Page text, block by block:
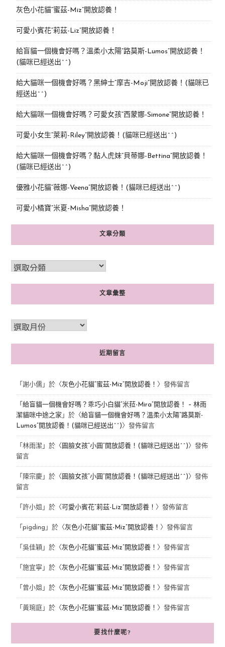
灰色小花貓“蜜茲-Miz”開放認養！
可愛小賓花“莉茲-Liz”開放認養！
給盲貓一個機會好嗎？溫柔小太陽“路莫斯-Lumos”開放認養！
(貓咪已經送出^^)
給大貓咪一個機會好嗎？黑紳士“摩吉-Moji”開放認養！(貓咪已
經送出^^)
給大貓咪一個機會好嗎？可愛女孩“西蒙娜-Simone“開放認養！
可愛小女生“萊莉-Riley”開放認養！(貓咪已經送出^^)
給大貓咪一個機會好嗎？黏人虎妹“貝蒂娜-Bettina”開放認養！
(貓咪已經送出^^)
優雅小花貓“薇娜-Veena”開放認養！(貓咪已經送出^^)
可愛小橘寶”米夏-Misha”開放認養！
文章分類
文章彙整
近期留言
「 謝小儒」於〈灰色小花貓“蜜茲-Miz”開放認養！ 〉發佈留言
「 給盲貓一個機會好嗎？乖巧小白貓“米菈-Mira”開放認養！ – 林雨
潔貓咪中途之家 」於〈給盲貓一個機會好嗎？溫柔小太陽“路莫斯-
Lumos”開放認養！(貓咪已經送出^^)〉發佈留言
「 林雨潔 」於〈 圓臉女孩“小圓”開放認養！(貓咪已經送出^^)〉發佈
留言
「 陳宗慶」於〈 圓臉女孩“小圓”開放認養！(貓咪已經送出^^)〉發佈
留言
「 許小姐 」於〈 可愛小賓花“莉茲-Liz”開放認養！ 〉發佈留言
「 pigding 」於〈灰色小花貓“蜜茲-Miz”開放認養！ 〉發佈留言
「 吳佳穎 」於〈灰色小花貓“蜜茲-Miz”開放認養！ 〉發佈留言
「 施宜寧 」於〈灰色小花貓“蜜茲-Miz”開放認養！ 〉發佈留言
「 曾小姐 」於〈灰色小花貓“蜜茲-Miz”開放認養！ 〉發佈留言
「 黃琬庭」於〈灰色小花貓“蜜茲-Miz”開放認養！ 〉發佈留言
要找什麼呢?